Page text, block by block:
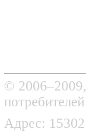
©
Адрес: